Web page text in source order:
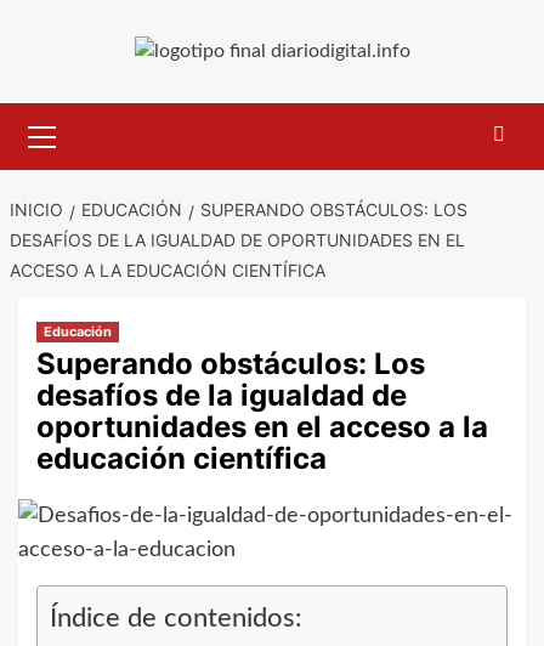
primario
INICIO EDUCACIÓN
SUPERANDO OBSTÁCULOS: LOS
DESAFÍOS DE LA IGUALDAD DE OPORTUNIDADES EN EL
ACCESO A LA EDUCACIÓN CIENTÍFICA
Educación
Superando obstáculos: Los
desafíos de la igualdad de
oportunidades en el acceso a la
educación científica
Índice de contenidos: